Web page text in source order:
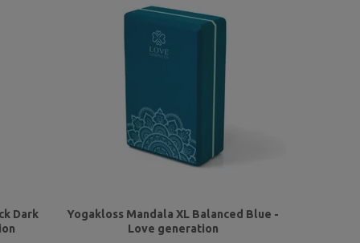
Dark
Yogakloss Mandala XL Balanced Blue -
Love generation